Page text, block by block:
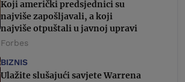
Koji američki predsjednici su
najviše zapošljavali, a koji
najviše otpuštali u javnoj upravi
Forbes
BIZNIS
Ulažite slušajući savjete Warrena